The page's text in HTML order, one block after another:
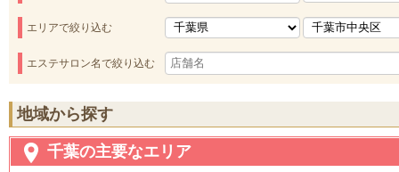
エリアで絞り込む
エステサロン名で絞り込む
地域から探す
千葉の主要なエリア